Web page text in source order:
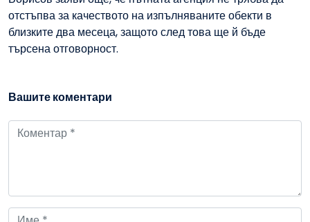
отстъпва за качеството на изпълняваните обекти в
близките два месеца, защото след това ще й бъде
търсена отговорност.
Вашите коментари